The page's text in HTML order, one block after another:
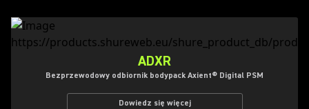
ADXR
Bezprzewodowy odbiornik bodypack Axient® Digital PSM
Dowiedz się więcej